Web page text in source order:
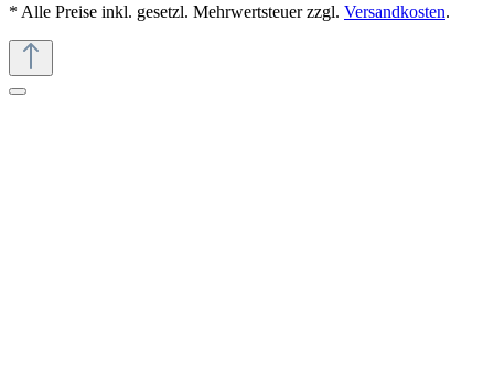
* Alle Preise inkl. gesetzl. Mehrwertsteuer zzgl. Versandkosten.